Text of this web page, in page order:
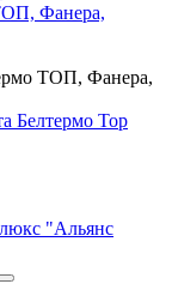
Фанера,
ТОП, Фанера,
Белтермо Top
"Альянс